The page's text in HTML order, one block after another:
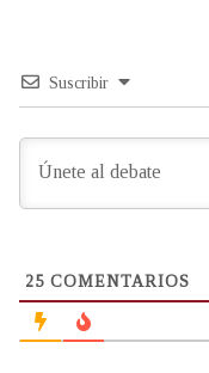
Suscribir
25 COMENTARIOS